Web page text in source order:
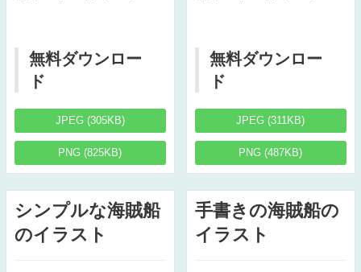
無料ダウンロー
ド
JPEG (305KB)
PNG (825KB)
無料ダウンロー
ド
JPEG (311KB)
PNG (487KB)
シンプルな海賊船
のイラスト
手書きの海賊船の
イラスト